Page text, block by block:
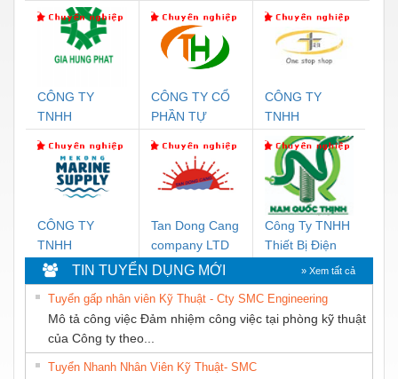
CÔNG TY
TNHH
DỊCH VỤ KỸ
THUẬT ĐIỆN
CƠ GIA HƯNG
CÔNG TY CỔ
PHẦN TỰ
CÔNG TY
TNHH
THƯƠNG MẠI
THIÊN ÂN VIỆT
NAM
CÔNG TY
TNHH
MEKONG
MARINE
SUPPLY
Tan Dong Cang
company LTD
Công Ty TNHH
Thiết Bị Điện
Nam Quốc
Thịnh
TIN TUYỂN DỤNG MỚI » Xem tất cả
Tuyển gấp nhân viên Kỹ Thuật - Cty SMC Engineering
Mô tả công việc Đảm nhiệm công việc tại phòng kỹ thuật
của Công ty theo...
Tuyển Nhanh Nhân Viên Kỹ Thuật- SMC